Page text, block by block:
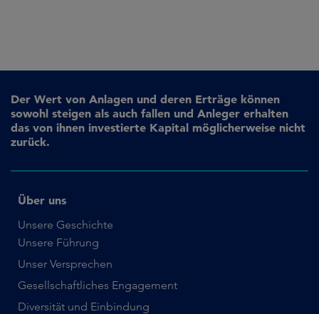
Der Wert von Anlagen und deren Erträge können
sowohl steigen als auch fallen und Anleger erhalten
das von ihnen investierte Kapital möglicherweise nicht
zurück.
Über uns
Unsere Geschichte
Unsere Führung
Unser Versprechen
Gesellschaftliches Engagement
Diversität und Einbindung